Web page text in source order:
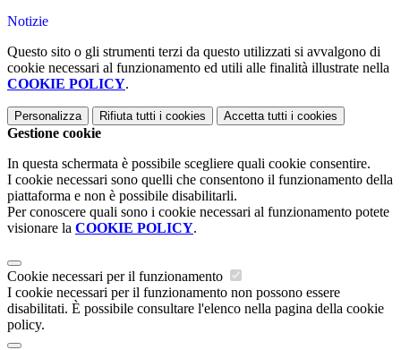
Notizie
Questo sito o gli strumenti terzi da questo utilizzati si avvalgono di
cookie necessari al funzionamento ed utili alle finalità illustrate nella
COOKIE POLICY.
Personalizza Rifiuta tutti i cookies Accetta tutti i cookies
Gestione cookie
In questa schermata è possibile scegliere quali cookie consentire.
I cookie necessari sono quelli che consentono il funzionamento della
piattaforma e non è possibile disabilitarli.
Per conoscere quali sono i cookie necessari al funzionamento potete
visionare la COOKIE POLICY.
Cookie necessari per il funzionamento
I cookie necessari per il funzionamento non possono essere
disabilitati. È possibile consultare l'elenco nella pagina della cookie
policy.